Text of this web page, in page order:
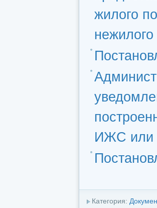
жилого
ИЖС или
Категория: